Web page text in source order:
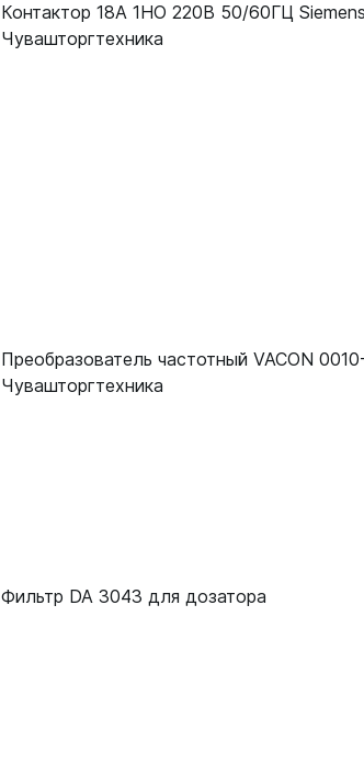
Контактор 18А 1НО 220В 50/60ГЦ
Чувашторгтехника
Преобразователь частотный VACON
Чувашторгтехника
Фильтр DA 3043 для дозатора